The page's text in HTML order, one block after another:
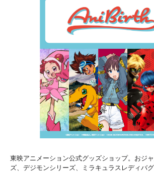
東映アニメーション公式グッズショップ。おジ
ズ、デジモンシリーズ、ミラキュラスレディバ